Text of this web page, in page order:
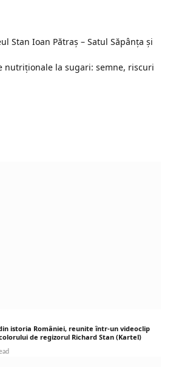
Stan Ioan Pătraș – Satul Săpânța și
nutriționale la sugari: semne, riscuri
istoria României, reunite într-un videoclip
de regizorul Richard Stan (Kartel)